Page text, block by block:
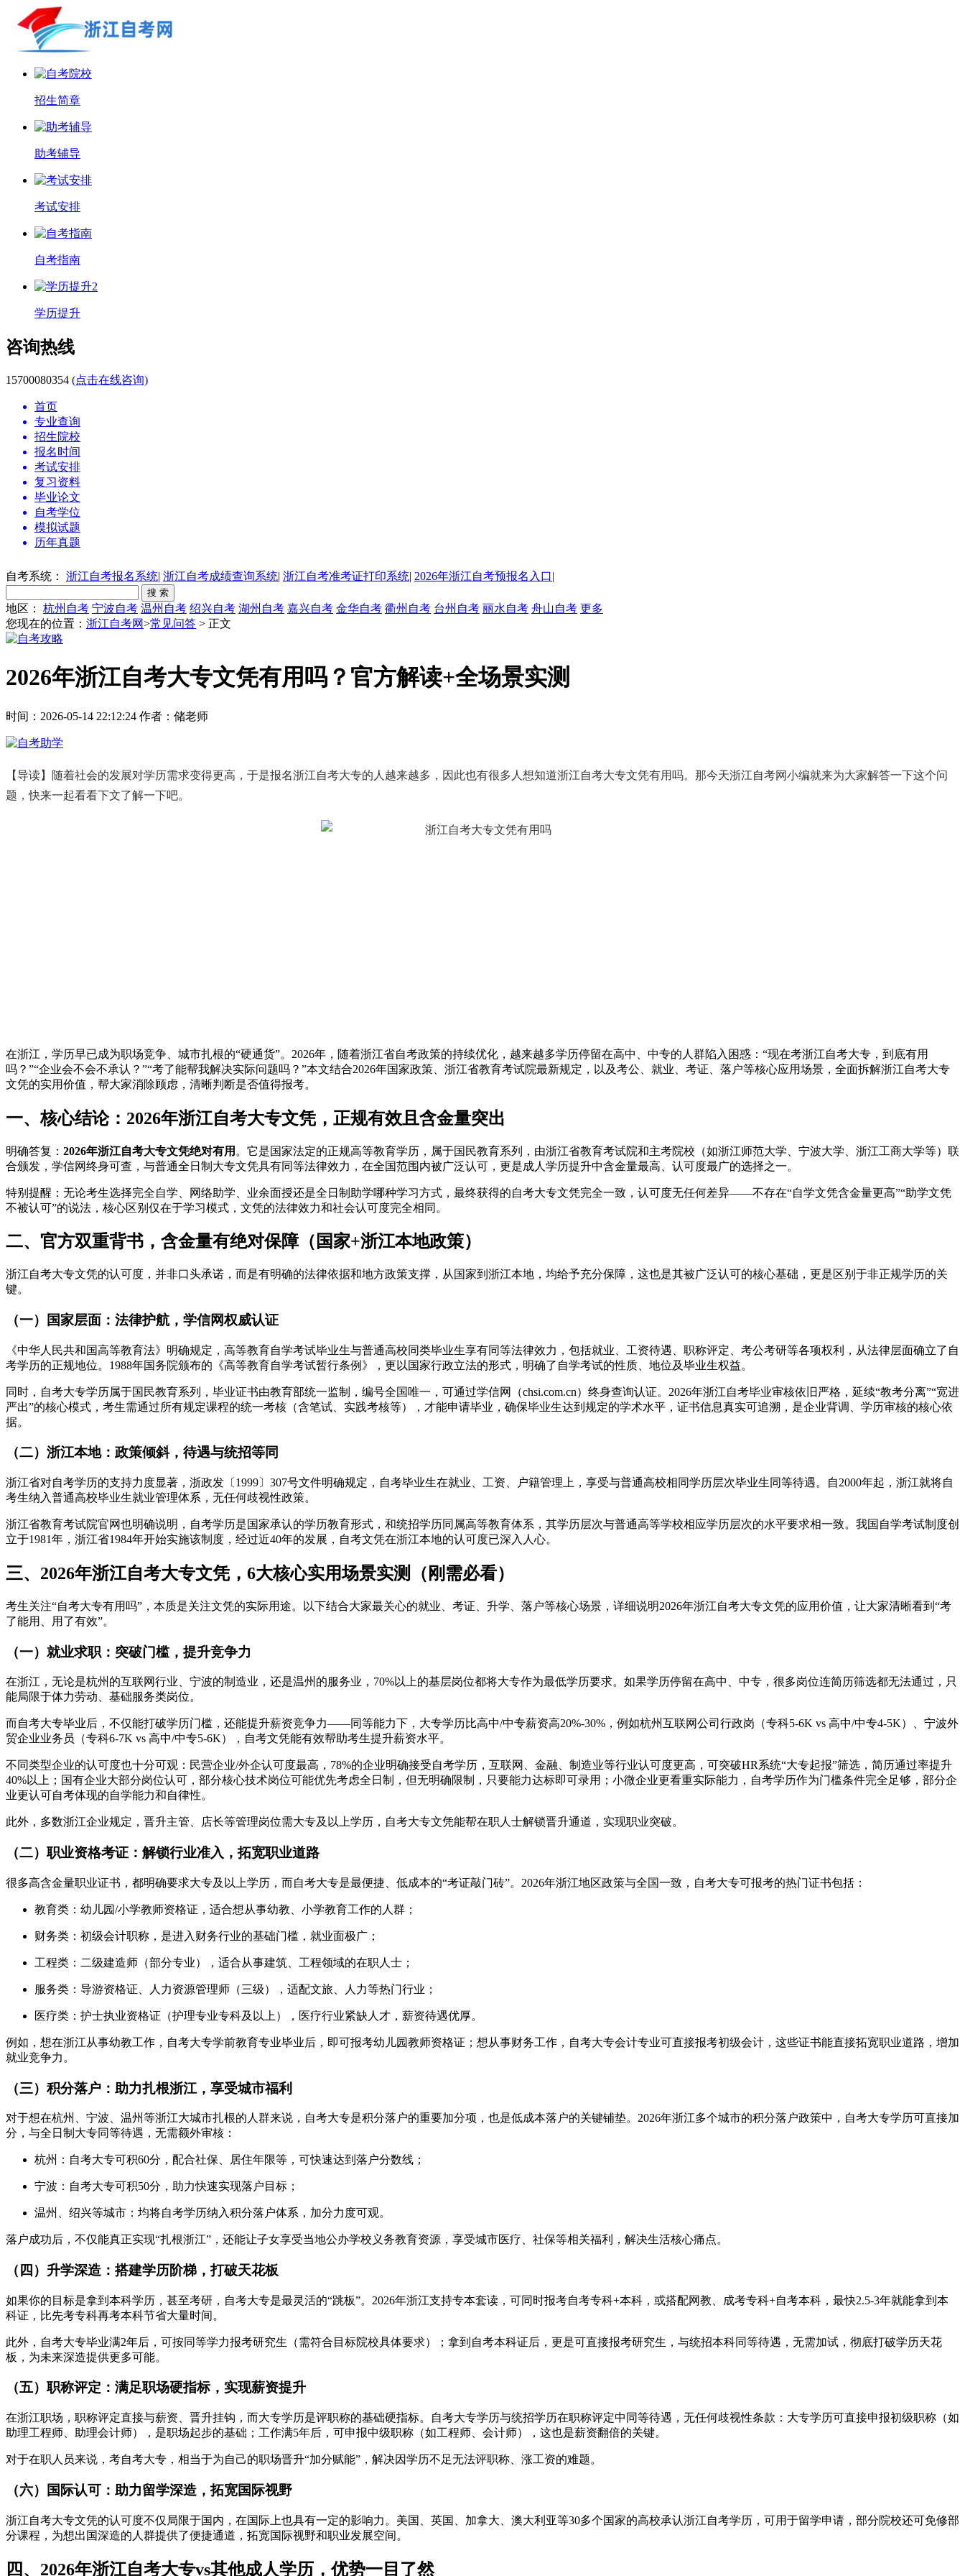
招生简章
助考辅导
考试安排
自考指南
学历提升
咨询热线
15700080354 (点击在线咨询)
首页
专业查询
招生院校
报名时间
考试安排
复习资料
毕业论文
自考学位
模拟试题
历年真题
自考系统： 浙江自考报名系统| 浙江自考成绩查询系统| 浙江自考准考证打印系统| 2026年浙江自考预报名入口|
地区： 杭州自考 宁波自考 温州自考 绍兴自考 湖州自考 嘉兴自考 金华自考 衢州自考 台州自考 丽水自考 舟山自考 更多
您现在的位置： 浙江自考网>常见问答 > 正文
2026年浙江自考大专文凭有用吗？官方解读+全场景实测
时间：2026-05-14 22:12:24 作者：储老师
【导读】随着社会的发展对学历需求变得更高，于是报名浙江自考大专的人越来越多，因此也有很多人想知道浙江自考大专文凭有用吗。那今天浙江自考网小编就来为大家解答一下这个问
题，快来一起看看下文了解一下吧。
在浙江，学历早已成为职场竞争、城市扎根的“硬通货”。2026年，随着浙江省自考政策的持续优化，越来越多学历停留在高中、中专的人群陷入困惑：“现在考浙江自考大专，到底有用
吗？”“企业会不会不承认？”“考了能帮我解决实际问题吗？”本文结合2026年国家政策、浙江省教育考试院最新规定，以及考公、就业、考证、落户等核心应用场景，全面拆解浙江自考大专
文凭的实用价值，帮大家消除顾虑，清晰判断是否值得报考。
一、核心结论：2026年浙江自考大专文凭，正规有效且含金量突出
明确答复： 2026年浙江自考大专文凭绝对有用 。它是国家法定的正规高等教育学历，属于国民教育系列，由浙江省教育考试院和主考院校（如浙江师范大学、宁波大学、浙江工商大学等）联
合颁发，学信网终身可查，与普通全日制大专文凭具有同等法律效力，在全国范围内被广泛认可，更是成人学历提升中含金量最高、认可度最广的选择之一。
特别提醒：无论考生选择完全自学、网络助学、业余面授还是全日制助学哪种学习方式，最终获得的自考大专文凭完全一致，认可度无任何差异——不存在“自学文凭含金量更高”“助学文凭
不被认可”的说法，核心区别仅在于学习模式，文凭的法律效力和社会认可度完全相同。
二、官方双重背书，含金量有绝对保障（国家+浙江本地政策）
浙江自考大专文凭的认可度，并非口头承诺，而是有明确的法律依据和地方政策支撑，从国家到浙江本地，均给予充分保障，这也是其被广泛认可的核心基础，更是区别于非正规学历的关
键。
（一）国家层面：法律护航，学信网权威认证
《中华人民共和国高等教育法》明确规定，高等教育自学考试毕业生与普通高校同类毕业生享有同等法律效力，包括就业、工资待遇、职称评定、考公考研等各项权利，从法律层面确立了自
考学历的正规地位。1988年国务院颁布的《高等教育自学考试暂行条例》，更以国家行政立法的形式，明确了自学考试的性质、地位及毕业生权益。
同时，自考大专学历属于国民教育系列，毕业证书由教育部统一监制，编号全国唯一，可通过学信网（chsi.com.cn）终身查询认证。2026年浙江自考毕业审核依旧严格，延续“教考分离”“宽进
严出”的核心模式，考生需通过所有规定课程的统一考核（含笔试、实践考核等），才能申请毕业，确保毕业生达到规定的学术水平，证书信息真实可追溯，是企业背调、学历审核的核心依
据。
（二）浙江本地：政策倾斜，待遇与统招等同
浙江省对自考学历的支持力度显著，浙政发〔1999〕307号文件明确规定，自考毕业生在就业、工资、户籍管理上，享受与普通高校相同学历层次毕业生同等待遇。自2000年起，浙江就将自
考生纳入普通高校毕业生就业管理体系，无任何歧视性政策。
浙江省教育考试院官网也明确说明，自考学历是国家承认的学历教育形式，和统招学历同属高等教育体系，其学历层次与普通高等学校相应学历层次的水平要求相一致。我国自学考试制度创
立于1981年，浙江省1984年开始实施该制度，经过近40年的发展，自考文凭在浙江本地的认可度已深入人心。
三、2026年浙江自考大专文凭，6大核心实用场景实测（刚需必看）
考生关注“自考大专有用吗”，本质是关注文凭的实际用途。以下结合大家最关心的就业、考证、升学、落户等核心场景，详细说明2026年浙江自考大专文凭的应用价值，让大家清晰看到“考
了能用、用了有效”。
（一）就业求职：突破门槛，提升竞争力
在浙江，无论是杭州的互联网行业、宁波的制造业，还是温州的服务业，70%以上的基层岗位都将大专作为最低学历要求。如果学历停留在高中、中专，很多岗位连简历筛选都无法通过，只
能局限于体力劳动、基础服务类岗位。
而自考大专毕业后，不仅能打破学历门槛，还能提升薪资竞争力——同等能力下，大专学历比高中/中专薪资高20%-30%，例如杭州互联网公司行政岗（专科5-6K vs 高中/中专4-5K）、宁波外
贸企业业务员（专科6-7K vs 高中/中专5-6K），自考文凭能有效帮助考生提升薪资水平。
不同类型企业的认可度也十分可观：民营企业/外企认可度最高，78%的企业明确接受自考学历，互联网、金融、制造业等行业认可度更高，可突破HR系统“大专起报”筛选，简历通过率提升
40%以上；国有企业大部分岗位认可，部分核心技术岗位可能优先考虑全日制，但无明确限制，只要能力达标即可录用；小微企业更看重实际能力，自考学历作为门槛条件完全足够，部分企
业更认可自考体现的自学能力和自律性。
此外，多数浙江企业规定，晋升主管、店长等管理岗位需大专及以上学历，自考大专文凭能帮在职人士解锁晋升通道，实现职业突破。
（二）职业资格考证：解锁行业准入，拓宽职业道路
很多高含金量职业证书，都明确要求大专及以上学历，而自考大专是最便捷、低成本的“考证敲门砖”。2026年浙江地区政策与全国一致，自考大专可报考的热门证书包括：
教育类：幼儿园/小学教师资格证，适合想从事幼教、小学教育工作的人群；
财务类：初级会计职称，是进入财务行业的基础门槛，就业面极广；
工程类：二级建造师（部分专业），适合从事建筑、工程领域的在职人士；
服务类：导游资格证、人力资源管理师（三级），适配文旅、人力等热门行业；
医疗类：护士执业资格证（护理专业专科及以上），医疗行业紧缺人才，薪资待遇优厚。
例如，想在浙江从事幼教工作，自考大专学前教育专业毕业后，即可报考幼儿园教师资格证；想从事财务工作，自考大专会计专业可直接报考初级会计，这些证书能直接拓宽职业道路，增加
就业竞争力。
（三）积分落户：助力扎根浙江，享受城市福利
对于想在杭州、宁波、温州等浙江大城市扎根的人群来说，自考大专是积分落户的重要加分项，也是低成本落户的关键铺垫。2026年浙江多个城市的积分落户政策中，自考大专学历可直接加
分，与全日制大专同等待遇，无需额外审核：
杭州：自考大专可积60分，配合社保、居住年限等，可快速达到落户分数线；
宁波：自考大专可积50分，助力快速实现落户目标；
温州、绍兴等城市：均将自考学历纳入积分落户体系，加分力度可观。
落户成功后，不仅能真正实现“扎根浙江”，还能让子女享受当地公办学校义务教育资源，享受城市医疗、社保等相关福利，解决生活核心痛点。
（四）升学深造：搭建学历阶梯，打破天花板
如果你的目标是拿到本科学历，甚至考研，自考大专是最灵活的“跳板”。2026年浙江支持专本套读，可同时报考自考专科+本科，或搭配网教、成考专科+自考本科，最快2.5-3年就能拿到本
科证，比先考专科再考本科节省大量时间。
此外，自考大专毕业满2年后，可按同等学力报考研究生（需符合目标院校具体要求）；拿到自考本科证后，更是可直接报考研究生，与统招本科同等待遇，无需加试，彻底打破学历天花
板，为未来深造提供更多可能。
（五）职称评定：满足职场硬指标，实现薪资提升
在浙江职场，职称评定直接与薪资、晋升挂钩，而大专学历是评职称的基础硬指标。自考大专学历与统招学历在职称评定中同等待遇，无任何歧视性条款：大专学历可直接申报初级职称（如
助理工程师、助理会计师），是职场起步的基础；工作满5年后，可申报中级职称（如工程师、会计师），这也是薪资翻倍的关键。
对于在职人员来说，考自考大专，相当于为自己的职场晋升“加分赋能”，解决因学历不足无法评职称、涨工资的难题。
（六）国际认可：助力留学深造，拓宽国际视野
浙江自考大专文凭的认可度不仅局限于国内，在国际上也具有一定的影响力。美国、英国、加拿大、澳大利亚等30多个国家的高校承认浙江自考学历，可用于留学申请，部分院校还可免修部
分课程，为想出国深造的人群提供了便捷通道，拓宽国际视野和职业发展空间。
四、2026年浙江自考大专vs其他成人学历，优势一目了然